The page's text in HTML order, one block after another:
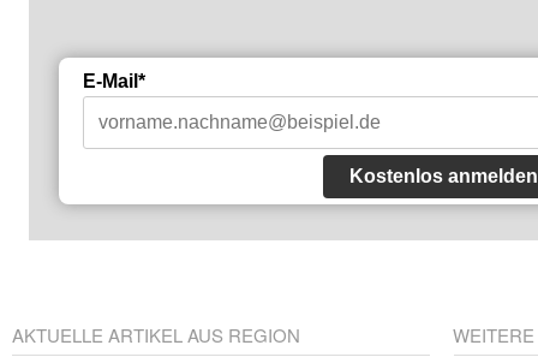
E-Mail*
Kostenlos anmelden
AKTUELLE ARTIKEL AUS REGION